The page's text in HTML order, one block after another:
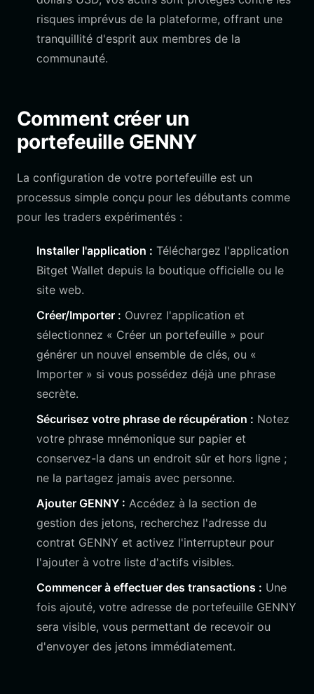
risques imprévus de la plateforme, offrant une
tranquillité d'esprit aux membres de la
communauté.
Comment créer un
portefeuille GENNY
La configuration de votre portefeuille est un
processus simple conçu pour les débutants comme
pour les traders expérimentés :
Installer l'application : Téléchargez l'application
Bitget Wallet depuis la boutique officielle ou le
site web.
Créer/Importer : Ouvrez l'application et
sélectionnez « Créer un portefeuille » pour
générer un nouvel ensemble de clés, ou «
Importer » si vous possédez déjà une phrase
secrète.
Sécurisez votre phrase de récupération : Notez
votre phrase mnémonique sur papier et
conservez-la dans un endroit sûr et hors ligne ;
ne la partagez jamais avec personne.
Ajouter GENNY : Accédez à la section de
gestion des jetons, recherchez l'adresse du
contrat GENNY et activez l'interrupteur pour
l'ajouter à votre liste d'actifs visibles.
Commencer à effectuer des transactions : Une
fois ajouté, votre adresse de portefeuille GENNY
sera visible, vous permettant de recevoir ou
d'envoyer des jetons immédiatement.